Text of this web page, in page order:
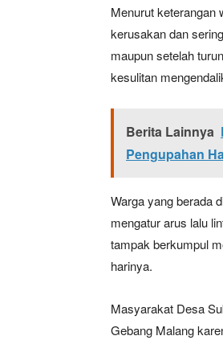
Menurut keterangan
kerusakan dan
maupun setelah
kesulitan
Berita Lainnya
Pengupahan
Warga yang berada
mengatur arus lalu
tampak berkumpul
harinya.
Masyarakat Desa
Gebang Malang